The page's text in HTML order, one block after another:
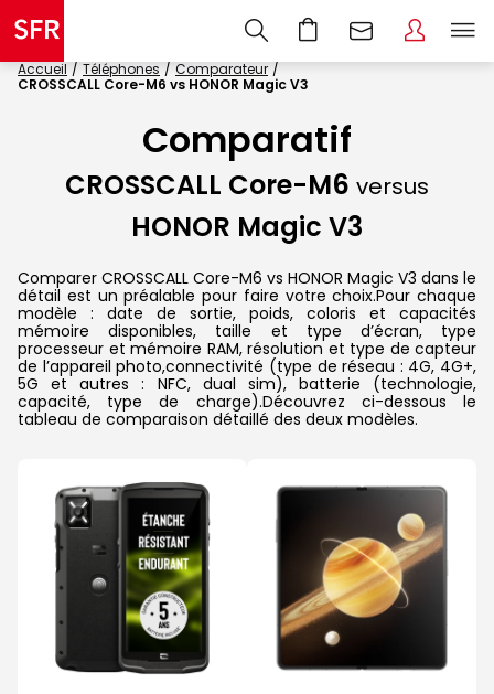
Accueil Téléphones
Comparateur
CROSSCALL Core-M6 vs HONOR Magic V3
Comparatif
CROSSCALL Core-M6 versus
HONOR Magic V3
Comparer CROSSCALL Core-M6 vs HONOR Magic V3 dans le
détail est un préalable pour faire votre choix.Pour chaque
modèle : date de sortie, poids, coloris et capacités
mémoire disponibles, taille et type d’écran, type
processeur et mémoire RAM, résolution et type de capteur
de l’appareil photo,connectivité (type de réseau : 4G, 4G+,
5G et autres : NFC, dual sim), batterie (technologie,
capacité, type de charge).Découvrez ci-dessous le
tableau de comparaison détaillé des deux modèles.